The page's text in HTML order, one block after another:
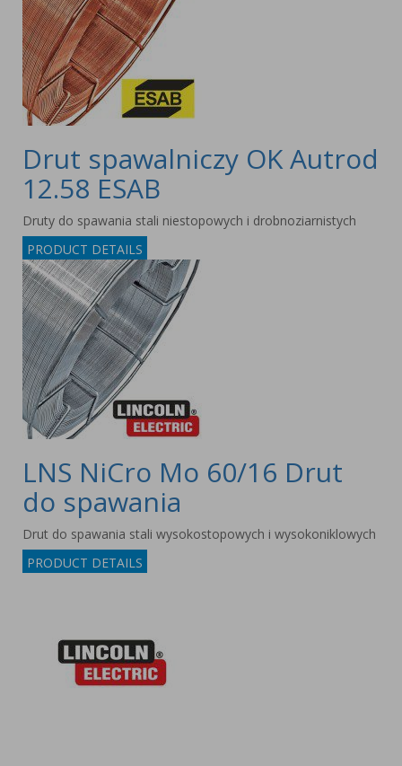
Drut spawalniczy OK Autrod
12.58 ESAB
Druty do spawania stali niestopowych i drobnoziarnistych
PRODUCT DETAILS
LNS NiCro Mo 60/16 Drut
do spawania
Drut do spawania stali wysokostopowych i wysokoniklowych
PRODUCT DETAILS